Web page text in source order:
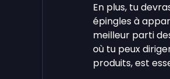
En plus, tu
épingles à
meilleur parti
où tu peux
produits, est